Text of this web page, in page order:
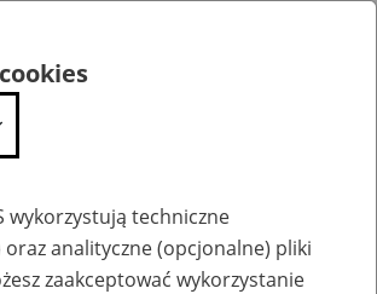
wykorzystują techniczne
oraz analityczne (opcjonalne) pliki
zaakceptować wykorzystanie